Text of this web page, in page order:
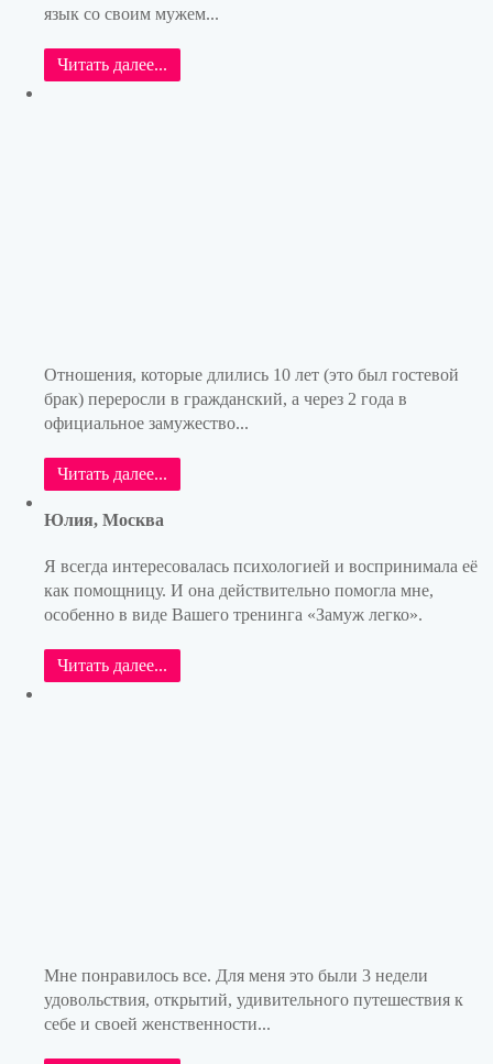
язык со своим мужем...
Читать далее...
Отношения, которые длились 10 лет (это был гостевой
брак) переросли в гражданский, а через 2 года в
официальное замужество...
Читать далее...
Юлия, Москва
Я всегда интересовалась психологией и воспринимала её
как помощницу. И она действительно помогла мне,
особенно в виде Вашего тренинга «Замуж легко».
Читать далее...
Мне понравилось все. Для меня это были 3 недели
удовольствия, открытий, удивительного путешествия к
себе и своей женственности...